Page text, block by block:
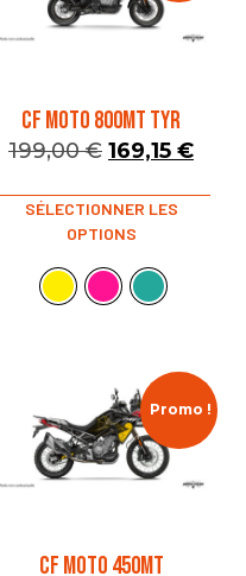
CF MOTO 800MT TYR
199,00€ 169,15 €
SÉLECTIONNER LES
OPTIONS
Promo !
CF MOTO 450MT